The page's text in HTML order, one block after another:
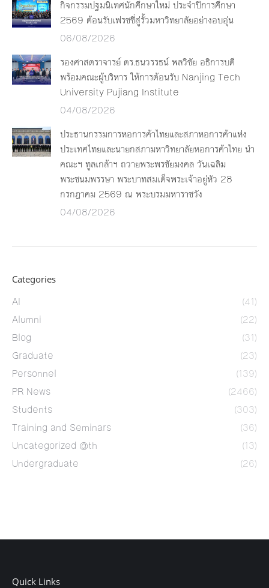
กิจกรรมปฐมนิเทศนักศึกษาใหม่ ประจำปีการศึกษา
2569 ต้อนรับเฟรชชี่สู่รั้วมหาวิทยาลัยอย่างอบอุ่น
06/08/2026
รองศาสตราจารย์ ดร.ธนวรรธน์ พลวิชัย อธิการบดี
พร้อมคณะผู้บริหาร ให้การต้อนรับ Nanjing Tech
University Pujiang Institute
04/08/2026
ประธานกรรมการหอการค้าไทยและสภาหอการค้าแห่ง
ประเทศไทยและนายกสภามหาวิทยาลัยหอการค้าไทย นำ
คณะฯ ทูลเกล้าฯ ถวายพระพรชัยมงคล วันเฉลิม
พระชนมพรรษา พระบาทสมเด็จพระเจ้าอยู่หัว 28
กรกฎาคม 2569 ณ พระบรมมหาราชวัง
04/08/2026
Categories
AI
(41)
Alumni
(22)
Blog
(31)
Graduate
(23)
Personnel
(139)
PR News
(2466)
Students
(303)
Training and Seminars
(36)
Uncategorized @th
(13)
Undergraduate
(26)
Quick Links